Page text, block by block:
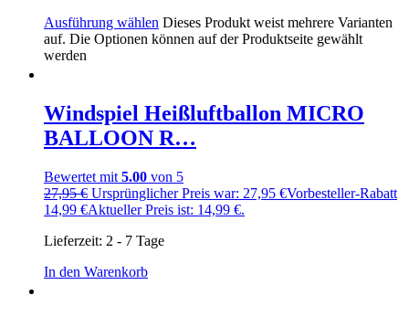
Ausführung wählen Dieses Produkt weist mehrere Varianten
auf. Die Optionen können auf der Produktseite gewählt
werden
Windspiel Heißluftballon MICRO
BALLOON R…
Bewertet mit 5.00 von 5
27,95€ Ursprünglicher Preis war: 27,95 €Vorbesteller-Rabatt
14,99 €Aktueller Preis ist: 14,99 €.
Lieferzeit: 2 - 7 Tage
In den Warenkorb